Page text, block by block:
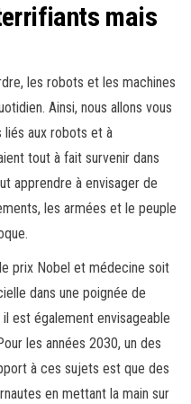
mais
les robots et les machines
Ainsi, nous allons vous
aux robots et à
tout à fait survenir dans
apprendre à envisager de
les armées et le peuple
prix Nobel et médecine soit
dans une poignée de
est également envisageable
les années 2030, un des
à ces sujets est que des
en mettant la main sur